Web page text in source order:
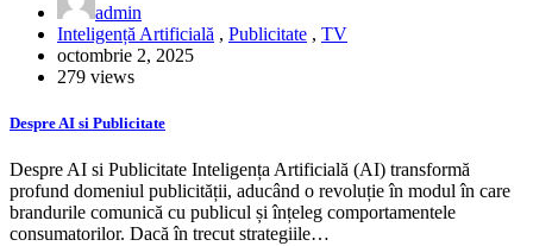
admin
Inteligență Artificială , Publicitate , TV
octombrie 2, 2025
279 views
Despre AI si Publicitate
Despre AI si Publicitate Inteligența Artificială (AI) transformă
profund domeniul publicității, aducând o revoluție în modul în care
brandurile comunică cu publicul și înțeleg comportamentele
consumatorilor. Dacă în trecut strategiile…